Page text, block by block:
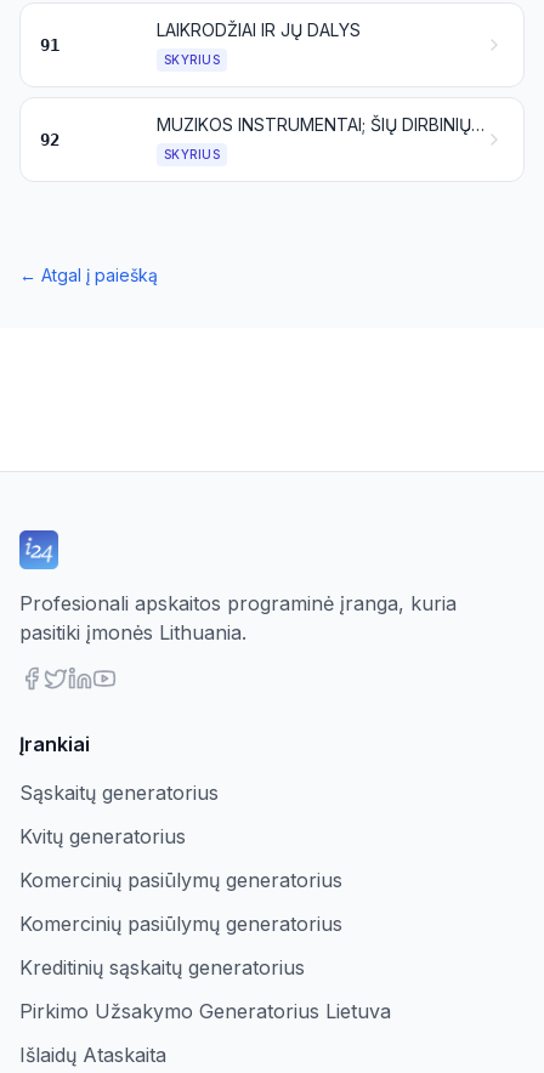
91
LAIKRODŽIAI IR JŲ DALYS
SKYRIUS
92
MUZIKOS INSTRUMENTAI; ŠIŲ DIRBINIŲ DALYS IR REIKMENYS
SKYRIUS
← Atgal į paiešką
Profesionali apskaitos programinė įranga, kuria
pasitiki įmonės Lithuania.
Įrankiai
Sąskaitų generatorius
Kvitų generatorius
Komercinių pasiūlymų generatorius
Komercinių pasiūlymų generatorius
Kreditinių sąskaitų generatorius
Pirkimo Užsakymo Generatorius Lietuva
Išlaidų Ataskaita